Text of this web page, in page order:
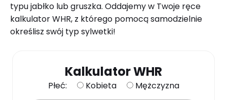
typu jabłko lub gruszka. Oddajemy w Twoje ręce
kalkulator WHR, z którego pomocą samodzielnie
określisz swój typ sylwetki!
Kalkulator WHR
Płeć: Kobieta Mężczyzna